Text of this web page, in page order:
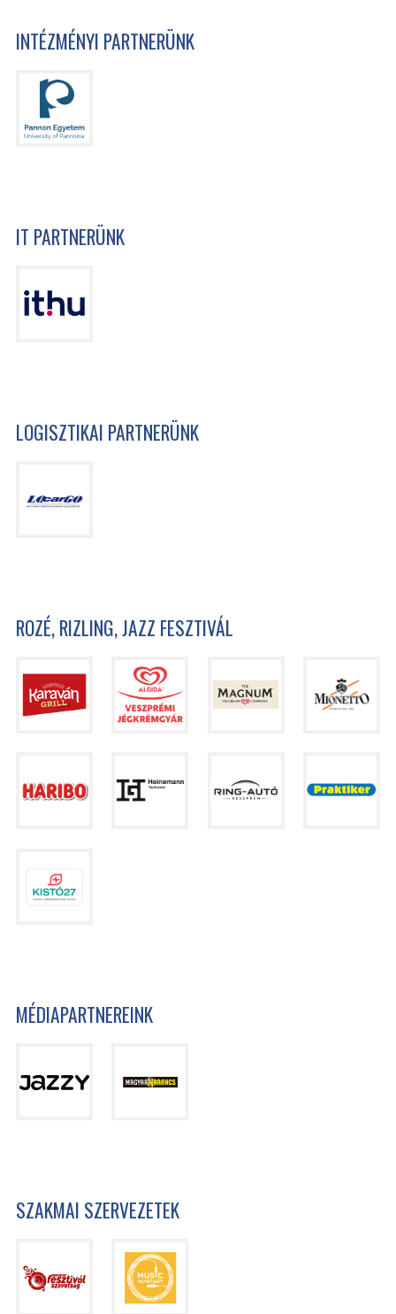
INTÉZMÉNYI PARTNERÜNK
IT PARTNERÜNK
LOGISZTIKAI PARTNERÜNK
ROZÉ, RIZLING, JAZZ FESZTIVÁL
MÉDIAPARTNEREINK
SZAKMAI SZERVEZETEK